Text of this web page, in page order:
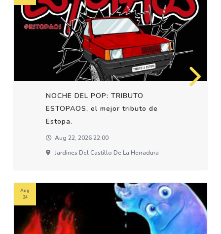
NOCHE DEL POP: TRIBUTO
ESTOPAOS, el mejor tributo de
Estopa.
Aug 22, 2026 22:00
Jardines Del Castillo De La Herradura
Aug
24